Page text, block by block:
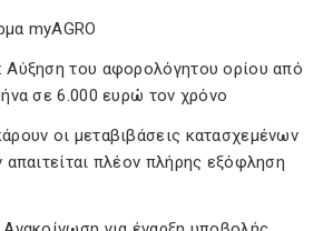
myAGRO
Αύξηση του αφορολόγητου ορίου από
σε 6.000 ευρώ τον χρόνο
οι μεταβιβάσεις κατασχεμένων
πλέον πλήρης εξόφληση